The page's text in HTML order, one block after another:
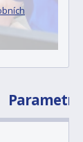
Parametry